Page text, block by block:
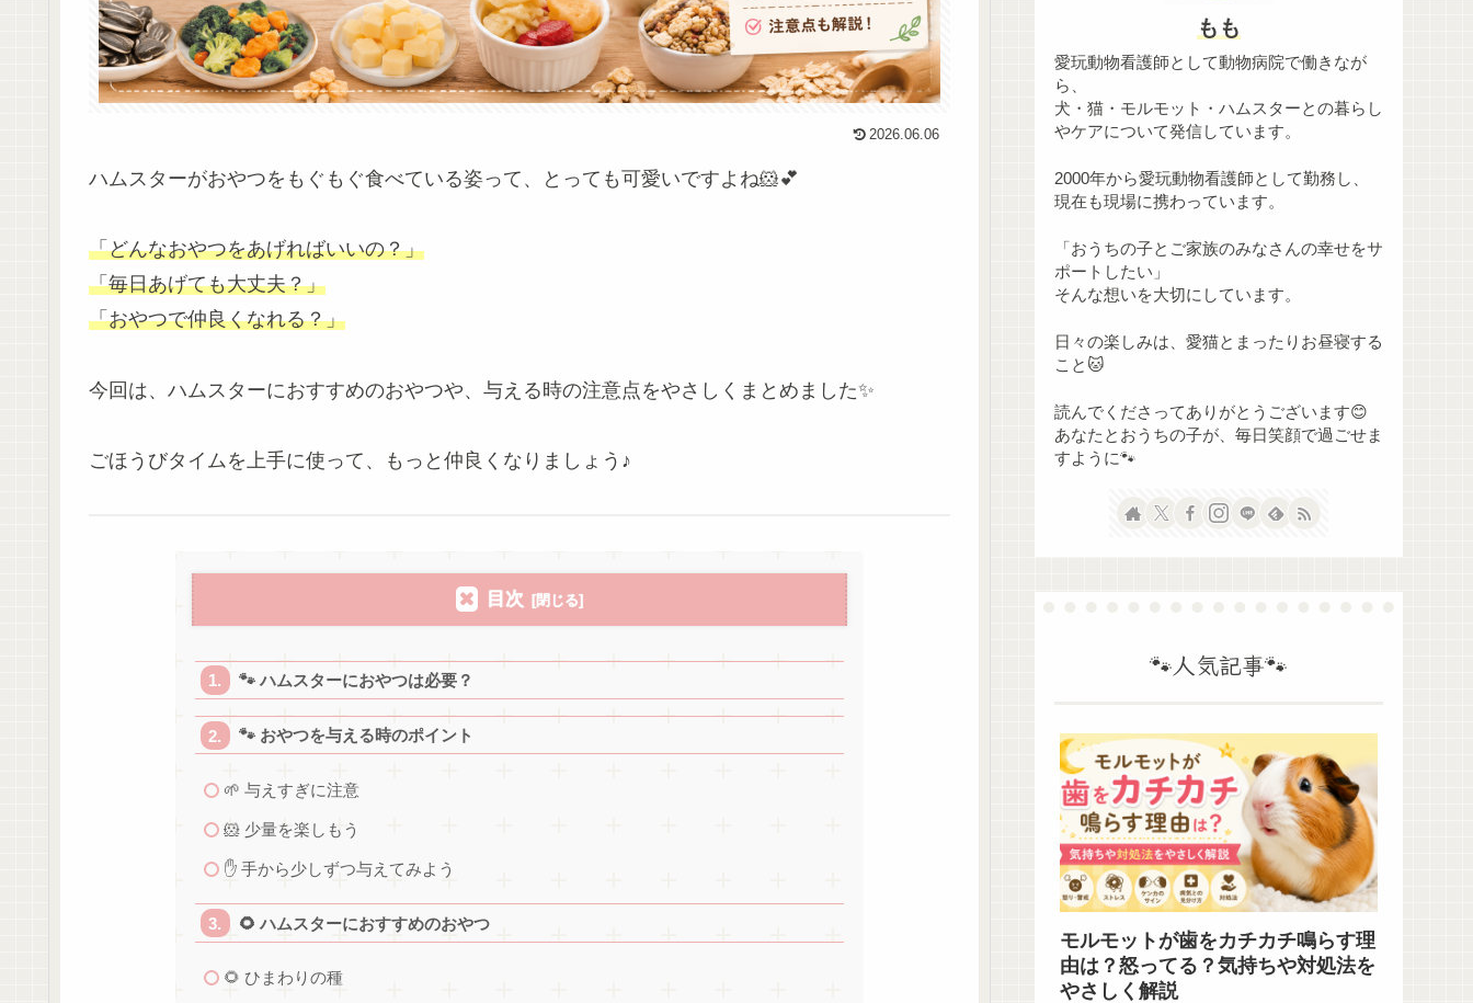
2026.06.06
ハムスターがおやつをもぐもぐ食べている姿って、とっても可愛いですよね🐹💕
「どんなおやつをあげればいいの？」
「毎日あげても大丈夫？」
「おやつで仲良くなれる？」
今回は、ハムスターにおすすめのおやつや、与える時の注意点をやさしくまとめました✨
ごほうびタイムを上手に使って、もっと仲良くなりましょう♪
目次
🐾 ハムスターにおやつは必要？
🐾 おやつを与える時のポイント
🌱 与えすぎに注意
🐹 少量を楽しもう
✋ 手から少しずつ与えてみよう
🌻 ハムスターにおすすめのおやつ
🌻 ひまわりの種
もも
愛玩動物看護師として動物病院で働きなが
ら、
犬・猫・モルモット・ハムスターとの暮らし
やケアについて発信しています。
2000年から愛玩動物看護師として勤務し、
現在も現場に携わっています。
「おうちの子とご家族のみなさんの幸せをサ
ポートしたい」
そんな想いを大切にしています。
日々の楽しみは、愛猫とまったりお昼寝する
こと🐱
読んでくださってありがとうございます😊
あなたとおうちの子が、毎日笑顔で過ごせま
すように🐾
🐾人気記事🐾
モルモットが歯をカチカチ鳴らす理
由は？怒ってる？気持ちや対処法を
やさしく解説